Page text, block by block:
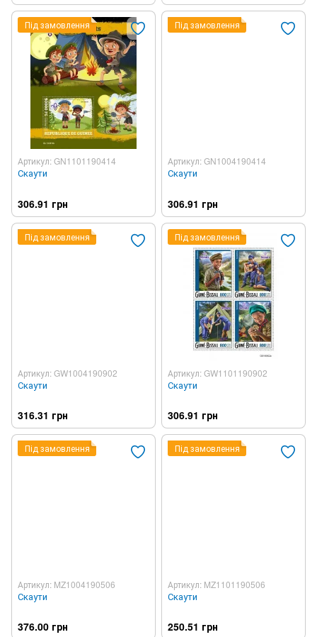
Під замовлення
Артикул: GN1101190414
Скаути
306.91 грн
Під замовлення
Артикул: GN1004190414
Скаути
306.91 грн
Під замовлення
Артикул: GW1004190902
Скаути
316.31 грн
Під замовлення
Артикул: GW1101190902
Скаути
306.91 грн
Під замовлення
Артикул: MZ1004190506
Скаути
376.00 грн
Під замовлення
Артикул: MZ1101190506
Скаути
250.51 грн